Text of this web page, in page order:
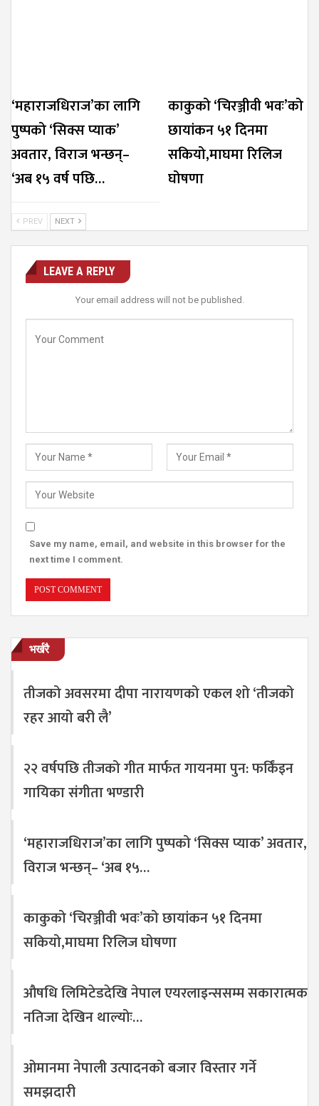
‘महाराजधिराज’का लागि
पुष्पको ‘सिक्स प्याक’
अवतार, विराज भन्छन्–
‘अब १५ वर्ष पछि…
काकुको ‘चिरञ्जीवी भवः’को
छायांकन ५१ दिनमा
सकियो,माघमा रिलिज
घोषणा
PREV NEXT
LEAVE A REPLY
Your email address will not be published.
Save my name, email, and website in this browser for the
next time I comment.
भर्खरै
तीजको अवसरमा दीपा नारायणको एकल शो ‘तीजको
रहर आयो बरी लै’
२२ वर्षपछि तीजको गीत मार्फत गायनमा पुन: फर्किंइन
गायिका संगीता भण्डारी
‘महाराजधिराज’का लागि पुष्पको ‘सिक्स प्याक’ अवतार,
विराज भन्छन्– ‘अब १५…
काकुको ‘चिरञ्जीवी भवः’को छायांकन ५१ दिनमा
सकियो,माघमा रिलिज घोषणा
औषधि लिमिटेडदेखि नेपाल एयरलाइन्ससम्म सकारात्मक
नतिजा देखिन थाल्योः…
ओमानमा नेपाली उत्पादनको बजार विस्तार गर्ने
समझदारी